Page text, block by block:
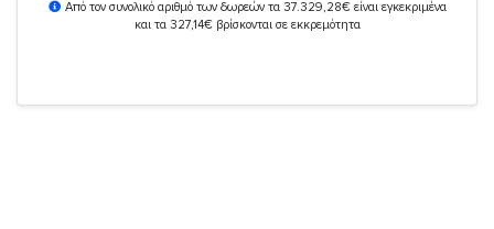
Από τον συνολικό αριθμό των δωρεών τα 37.329,28€ είναι εγκεκριμένα
και τα 327,14€ βρίσκονται σε εκκρεμότητα